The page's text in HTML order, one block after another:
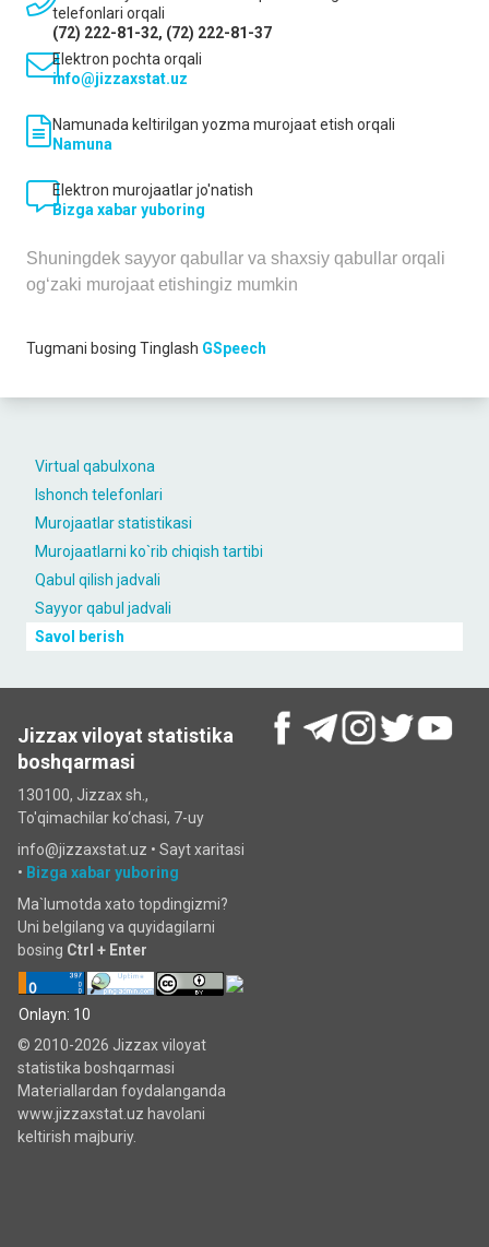
Virtual qabulxona
Ishonch telefonlari
Murojaatlar statistikasi
Murojaatlarni ko`rib chiqish tartibi
Qabul qilish jadvali
Sayyor qabul jadvali
Savol berish
telefonlari orqali
(72) 222-81-32, (72) 222-81-37
Elektron pochta orqali
info@jizzaxstat.uz
Namunada keltirilgan yozma murojaat etish orqali
Namuna
Elektron murojaatlar jo'natish
Bizga xabar yuboring
Shuningdek sayyor qabullar va shaxsiy qabullar orqali
og‘zaki murojaat etishingiz mumkin
Tugmani bosing Tinglash GSpeech
Jizzax viloyat statistika
boshqarmasi
130100, Jizzax sh.,
To'qimachilar ko‘chаsi, 7-uy
info@jizzaxstat.uz • Sayt xaritasi
• Bizga xabar yuboring
Ma`lumotda xato topdingizmi?
Uni belgilang va quyidagilarni
bosing Ctrl + Enter
Onlayn: 10
© 2010-2026 Jizzax viloyat
statistika boshqarmasi
Materiallardan foydalanganda
www.jizzaxstat.uz havolani
keltirish majburiy.